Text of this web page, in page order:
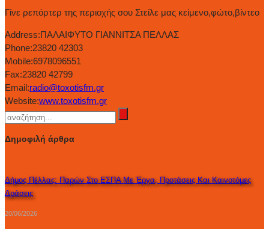
Γίνε ρεπόρτερ της περιοχής σου Στείλε μας κείμενο,φώτο,βίντεο
Address:ΠΑΛΑΙΦΥΤΟ ΓΙΑΝΝΙΤΣΑ ΠΕΛΛΑΣ
Phone:23820 42303
Mobile:6978096551
Fax:23820 42799
Email:radio@toxotisfm.gr
Website:www.toxotisfm.gr
Δημοφιλή άρθρα
Δήμος Πέλλας: Παρών Στο ΕΣΠΑ Με Έργα, Προτάσεις Και Καινοτόμες
Δράσεις
20/06/2026